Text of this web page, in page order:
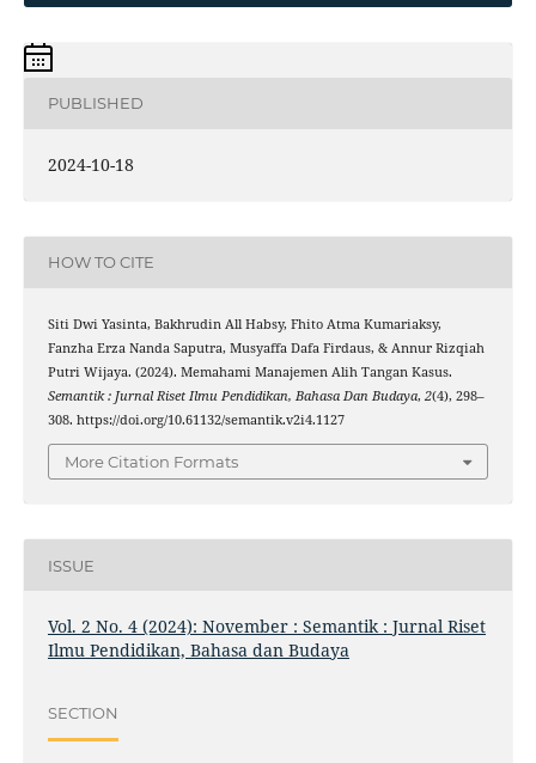
PUBLISHED
2024-10-18
HOW TO CITE
Siti Dwi Yasinta, Bakhrudin All Habsy, Fhito Atma Kumariaksy,
Fanzha Erza Nanda Saputra, Musyaffa Dafa Firdaus, & Annur Rizqiah
Putri Wijaya. (2024). Memahami Manajemen Alih Tangan Kasus.
Semantik : Jurnal Riset Ilmu Pendidikan, Bahasa Dan Budaya, 2(4), 298–
308. https://doi.org/10.61132/semantik.v2i4.1127
More Citation Formats
ISSUE
Vol. 2 No. 4 (2024): November : Semantik : Jurnal Riset
Ilmu Pendidikan, Bahasa dan Budaya
SECTION